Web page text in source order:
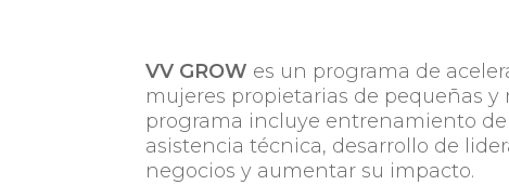
VV GROW es un programa de
mujeres propietarias de pequeñas
programa incluye entrenamiento
asistencia técnica, desarrollo de
negocios y aumentar su impacto.